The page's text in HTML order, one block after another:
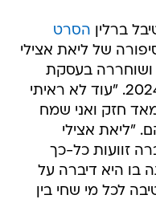
ברלין הסרט
של ליאת אצילי
ושוחררה בעסקת
החטופים הראשונה בנובמבר 2024. "עוד לא ראיתי
חזק ואני שמח
"ליאת אצילי
זוועות כל-כך
בו היא דיברה על
לכל מי שחי בין